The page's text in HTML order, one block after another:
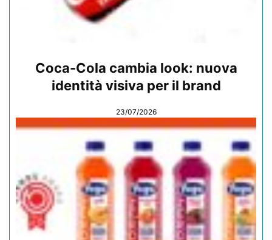
Coca-Cola cambia look: nuova
identità visiva per il brand
23/07/2026